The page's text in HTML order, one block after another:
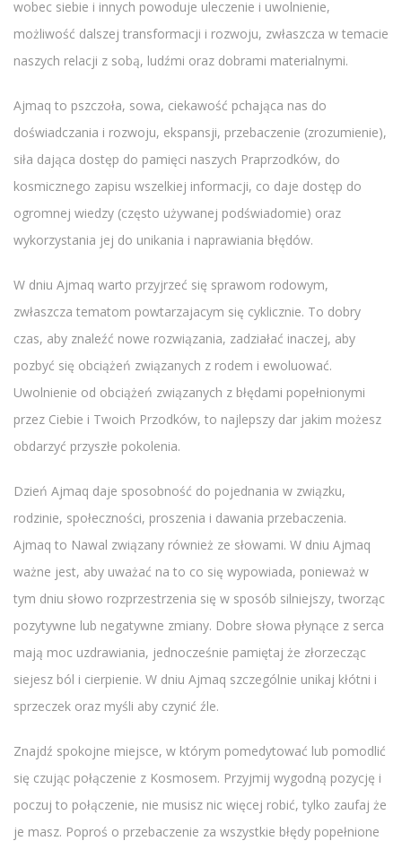
wobec siebie i innych powoduje uleczenie i uwolnienie,
możliwość dalszej transformacji i rozwoju, zwłaszcza w temacie
naszych relacji z sobą, ludźmi oraz dobrami materialnymi.
Ajmaq to pszczoła, sowa, ciekawość pchająca nas do
doświadczania i rozwoju, ekspansji, przebaczenie (zrozumienie),
siła dająca dostęp do pamięci naszych Praprzodków, do
kosmicznego zapisu wszelkiej informacji, co daje dostęp do
ogromnej wiedzy (często używanej podświadomie) oraz
wykorzystania jej do unikania i naprawiania błędów.
W dniu Ajmaq warto przyjrzeć się sprawom rodowym,
zwłaszcza tematom powtarzajacym się cyklicznie. To dobry
czas, aby znaleźć nowe rozwiązania, zadziałać inaczej, aby
pozbyć się obciążeń związanych z rodem i ewoluować.
Uwolnienie od obciążeń związanych z błędami popełnionymi
przez Ciebie i Twoich Przodków, to najlepszy dar jakim możesz
obdarzyć przyszłe pokolenia.
Dzień Ajmaq daje sposobność do pojednania w związku,
rodzinie, społeczności, proszenia i dawania przebaczenia.
Ajmaq to Nawal związany również ze słowami. W dniu Ajmaq
ważne jest, aby uważać na to co się wypowiada, ponieważ w
tym dniu słowo rozprzestrzenia się w sposób silniejszy, tworząc
pozytywne lub negatywne zmiany. Dobre słowa płynące z serca
mają moc uzdrawiania, jednocześnie pamiętaj że złorzecząc
siejesz ból i cierpienie. W dniu Ajmaq szczególnie unikaj kłótni i
sprzeczek oraz myśli aby czynić źle.
Znajdź spokojne miejsce, w którym pomedytować lub pomodlić
się czując połączenie z Kosmosem. Przyjmij wygodną pozycję i
poczuj to połączenie, nie musisz nic więcej robić, tylko zaufaj że
je masz. Poproś o przebaczenie za wszystkie błędy popełnione